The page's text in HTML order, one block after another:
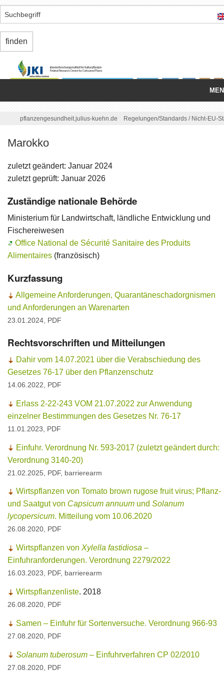
Einfuhr/Ausfuhr
Binnenmarkt
Regelungen/Standards
Ansprechpersonen
pflanzengesundheit.julius-kuehn.de Regelungen/Standards / Nicht-EU-
Marokko
zuletzt geändert: Januar 2024
zuletzt geprüft: Januar 2026
Zuständige nationale Behörde
Ministerium für Landwirtschaft, ländliche Entwicklung und
Fischereiwesen
Office National de Sécurité Sanitaire des Produits
Alimentaires (französisch)
Kurzfassung
Allgemeine Anforderungen, Quarantäneschadorgnismen
und Anforderungen an Warenarten
23.01.2024, PDF
Rechtsvorschriften und Mitteilungen
Dahir vom 14.07.2021 über die Verabschiedung des
Gesetzes 76-17 über den Pflanzenschutz
14.06.2022, PDF
Erlass 2-22-243 VOM 21.07.2022 zur Anwendung
einzelner Bestimmungen des Gesetzes Nr. 76-17
11.01.2023, PDF
Einfuhr. Verordnung Nr. 593-2017 (zuletzt geändert durch:
Verordnung 3140-20)
21.02.2025, PDF, barrierearm
Wirtspflanzen von Tomato brown rugose fruit virus; Pflanz-
und Saatgut von Capsicum annuum und Solanum
lycopersicum. Mitteilung vom 10.06.2020
26.08.2020, PDF
Wirtspflanzen von Xylella fastidiosa –
Einfuhranforderungen. Verordnung 2279/2022
16.03.2023, PDF, barrierearm
Wirtspflanzenliste. 2018
26.08.2020, PDF
Samen – Einfuhr für Sortenversuche. Verordnung 966-93
27.08.2020, PDF
Solanum tuberosum – Einfuhrverfahren CP 02/2010
27.08.2020, PDF